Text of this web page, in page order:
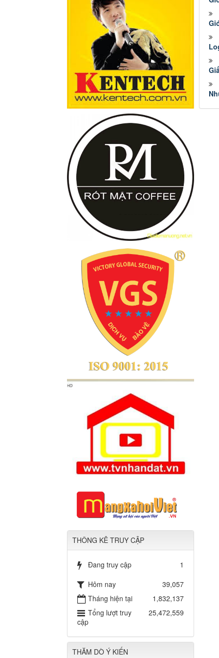
THÔNG KÊ TRUY CẬP
Đang truy cập
1
Hôm nay
39,057
Tháng hiện tại
1,832,137
Tổng lượt truy
cập
25,472,559
THĂM DÒ Ý KIẾN